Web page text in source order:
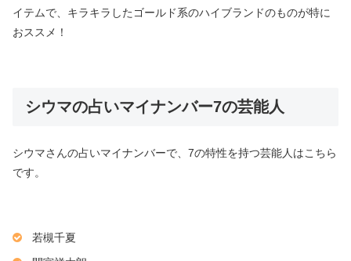
イテムで、キラキラしたゴールド系のハイブランドのものが特に
おススメ！
シウマの占いマイナンバー7の芸能人
シウマさんの占いマイナンバーで、7の特性を持つ芸能人はこちら
です。
若槻千夏